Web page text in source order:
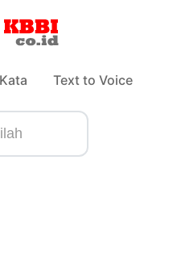
Text to Voice